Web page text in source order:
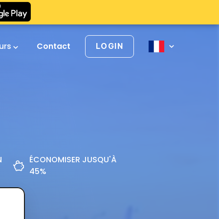
Contact LOGIN
ÉCONOMISER JUSQU'À
45%